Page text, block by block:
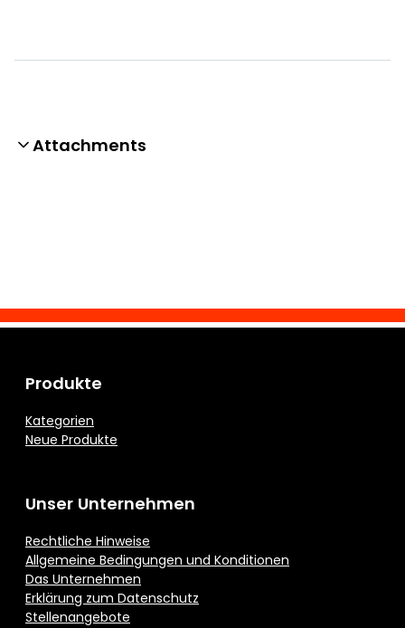
Attachments
Produkte
Kategorien
Neue Produkte
Unser Unternehmen
Rechtliche Hinweise
Allgemeine Bedingungen und Konditionen
Das Unternehmen
Erklärung zum Datenschutz
Stellenangebote